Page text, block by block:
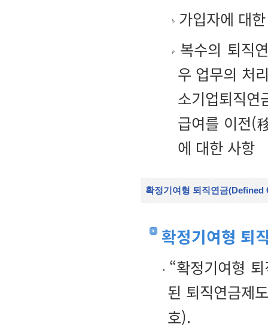
가입자에 대
복수의 퇴직
우 업무의 처
소기업퇴직연
급여를 이전(
에 대한 사항
확정기여형 퇴직연금
확정기여형 퇴
“확정기여형
된 퇴직연금제
호).